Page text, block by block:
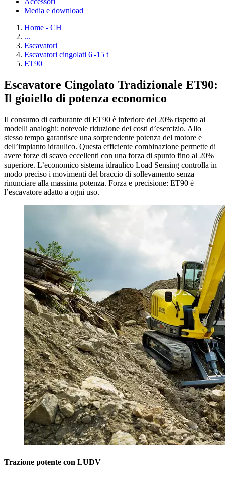
Media e download
Home - CH
...
Escavatori
Escavatori cingolati 6 -15 t
ET90
Escavatore Cingolato Tradizionale ET90:
Il gioiello di potenza economico
Il consumo di carburante di ET90 è inferiore del 20% rispetto ai
modelli analoghi: notevole riduzione dei costi d’esercizio. Allo
stesso tempo garantisce una sorprendente potenza del motore e
dell’impianto idraulico. Questa efficiente combinazione permette di
avere forze di scavo eccellenti con una forza di spunto fino al 20%
superiore. L’economico sistema idraulico Load Sensing controlla in
modo preciso i movimenti del braccio di sollevamento senza
rinunciare alla massima potenza. Forza e precisione: ET90 è
l’escavatore adatto a ogni uso.
Trazione potente con LUDV